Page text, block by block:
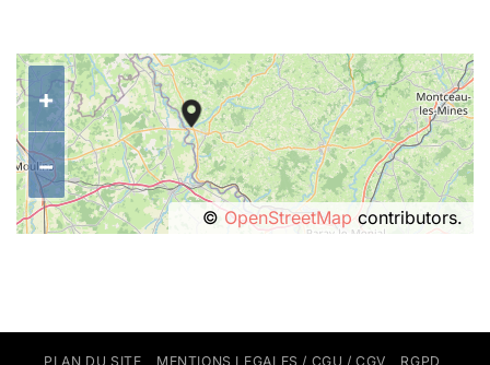
+
−
© OpenStreetMapcontributors.
PLAN DU SITE MENTIONS LEGALES / CGU / CGV RGPD